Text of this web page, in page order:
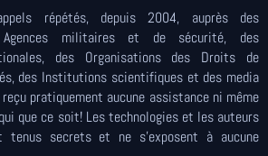
répétés, depuis 2004, auprès des
Agences militaires et de sécurité, des
des Organisations des Droits de
des Institutions scientifiques et des media
pratiquement aucune assistance ni même
que ce soit! Les technologies et les auteurs
secrets et ne s'exposent à aucune